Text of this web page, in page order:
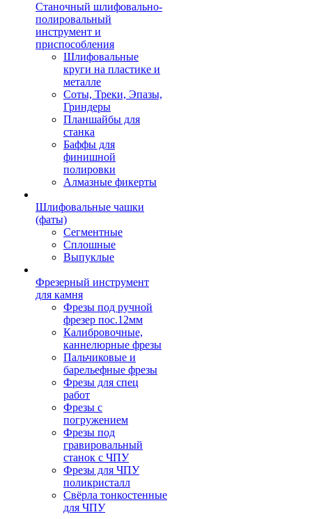
Станочный шлифовально-
полировальный
инструмент и
приспособления
Шлифовальные
круги на пластике и
металле
Соты, Треки, Эпазы,
Гриндеры
Планшайбы для
станка
Баффы для
финишной
полировки
Алмазные фикерты
Шлифовальные чашки
(фаты)
Сегментные
Сплошные
Выпуклые
Фрезерный инструмент
для камня
Фрезы под ручной
фрезер пос.12мм
Калибровочные,
каннелюрные фрезы
Пальчиковые и
барельефные фрезы
Фрезы для спец
работ
Фрезы с
погружением
Фрезы под
гравировальный
станок с ЧПУ
Фрезы для ЧПУ
поликристалл
Свёрла тонкостенные
для ЧПУ